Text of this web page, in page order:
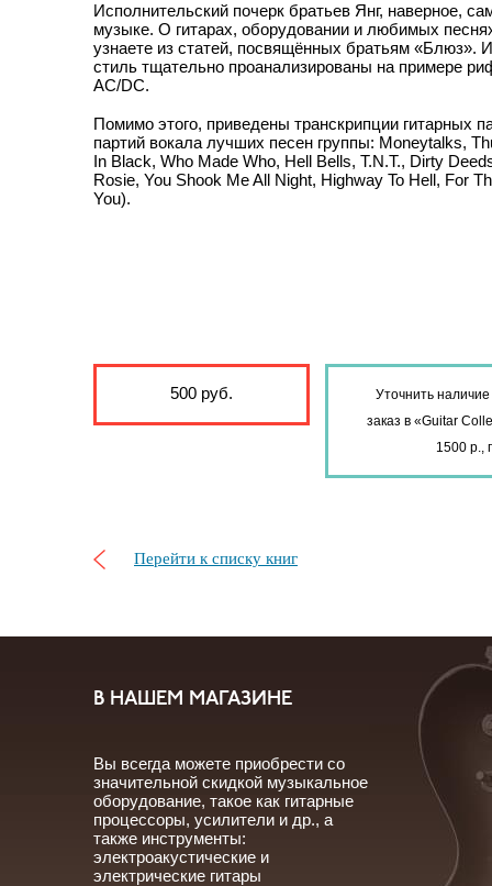
Исполнительский почерк братьев Янг, наверное,
музыке. О гитарах, оборудовании и любимых
узнаете из статей, посвящённых братьям «Блюз».
стиль тщательно проанализированы на примере
AC/DC.
Помимо этого, приведены транскрипции гитарных
партий вокала лучших песен группы: Moneytalks,
In Black, Who Made Who, Hell Bells, T.N.T., Dirty
Rosie, You Shook Me All Night, Highway To Hell, For
You).
500 руб.
Уточнить
заказ в «Guitar
1500 р.,
Перейти к списку книг
В НАШЕМ МАГАЗИНЕ
Вы всегда можете приобрести со
значительной скидкой музыкальное
оборудование, такое как гитарные
процессоры, усилители и др., а
также инструменты:
электроакустические и
электрические гитары